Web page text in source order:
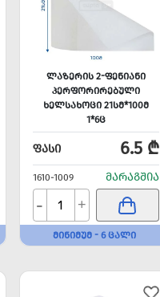
ᲚᲐᲖᲔᲠᲘᲡ 2-ᲤᲔᲜᲘᲐᲜᲘ
ᲞᲔᲠᲤᲝᲠᲘᲠᲔᲑᲣᲚᲘ
ᲮᲔᲚᲡᲐᲮᲝᲪᲘ 21ᲡᲛ*100Მ
1*6Ც
ᲤᲐᲡᲘ 6.5 ₾
1610-1009 ᲛᲐᲠᲐᲒᲨᲘᲐ
- +
ᲛᲘᲜᲘᲛᲣᲛ - 6 ᲪᲐᲚᲘ